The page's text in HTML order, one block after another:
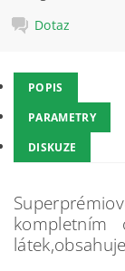
Dotaz
POPIS
PARAMETRY
DISKUZE
kompletním